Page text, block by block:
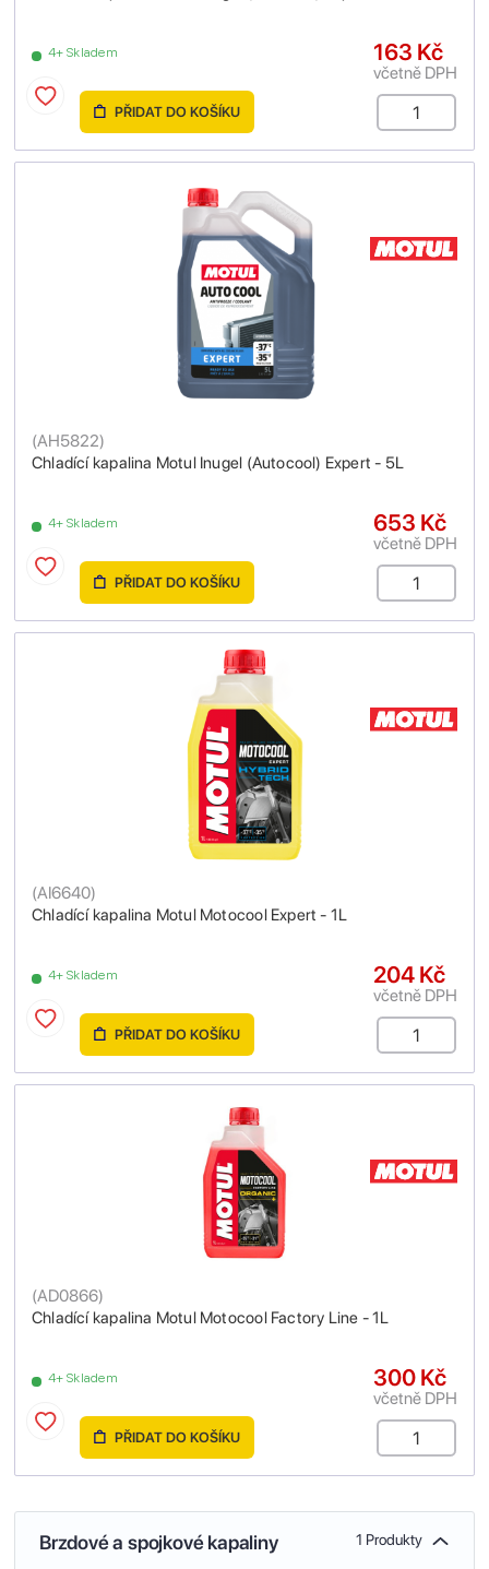
4+ Skladem 163 Kč
včetně DPH
PŘIDAT DO KOŠÍKU
Chladící kapalina Motul Inugel (Autocool) Expert - 5L
(AH5822)
4+ Skladem 653 Kč
včetně DPH
PŘIDAT DO KOŠÍKU
Chladící kapalina Motul Motocool Expert - 1L
(AI6640)
4+ Skladem 204 Kč
včetně DPH
PŘIDAT DO KOŠÍKU
Chladící kapalina Motul Motocool Factory Line - 1L
(AD0866)
4+ Skladem 300 Kč
včetně DPH
PŘIDAT DO KOŠÍKU
Brzdové a spojkové kapaliny 1 Produkty